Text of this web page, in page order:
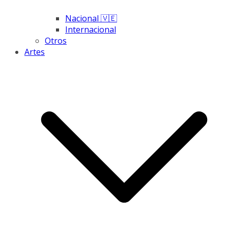
Nacional 🇻🇪
Internacional
Otros
Artes